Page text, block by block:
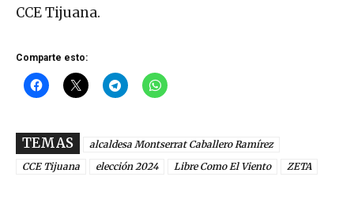
CCE Tijuana.
Comparte esto:
TEMAS
alcaldesa Montserrat Caballero Ramírez
CCE Tijuana
elección 2024 Libre Como El Viento ZETA